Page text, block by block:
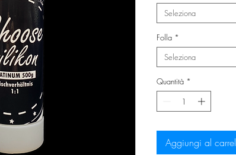
Seleziona
Folla *
Seleziona
Quantità *
Aggiungi al